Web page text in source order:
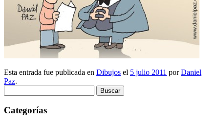
Esta entrada fue publicada en Dibujos el 5 julio 2011 porDaniel
Paz.
Categorías